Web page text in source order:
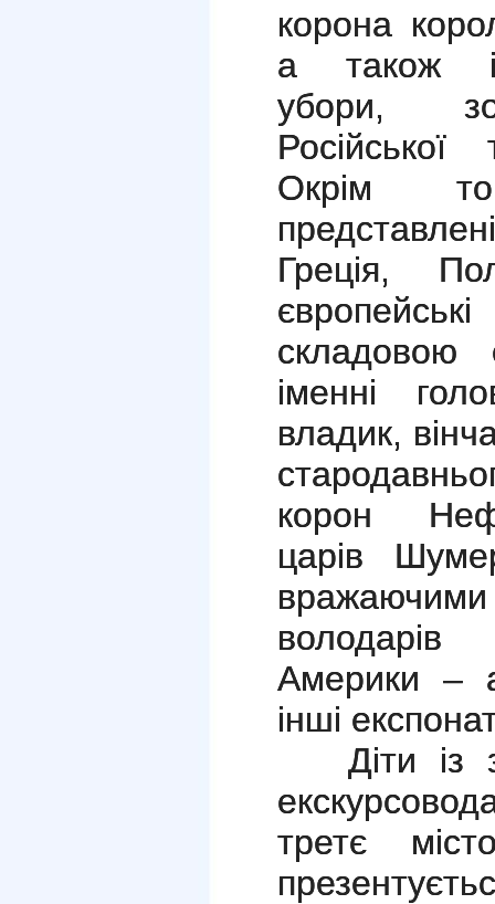
корона
а також
убори,
Окрім
Греція,
складовою
іменні
владик,
корон
царів
володарів
Америки –
інші
Діти із
третє